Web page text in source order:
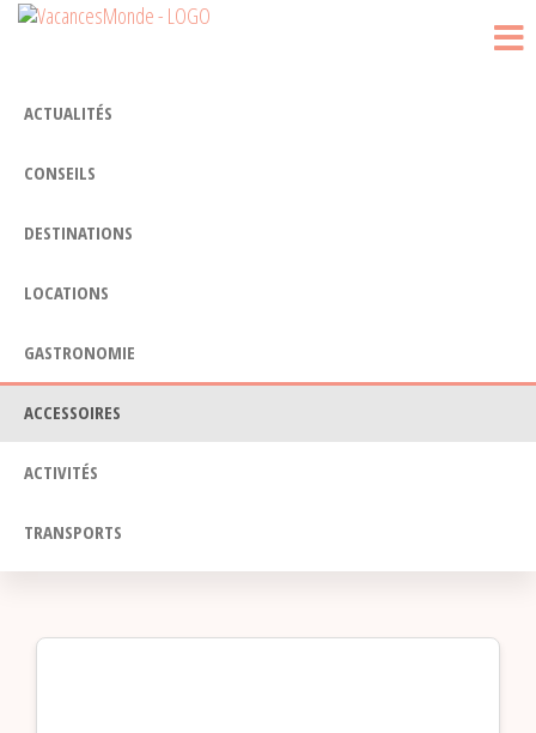
Passer
ACTUALITÉS
CONSEILS
DESTINATIONS
LOCATIONS
GASTRONOMIE
ACCESSOIRES
ACTIVITÉS
TRANSPORTS